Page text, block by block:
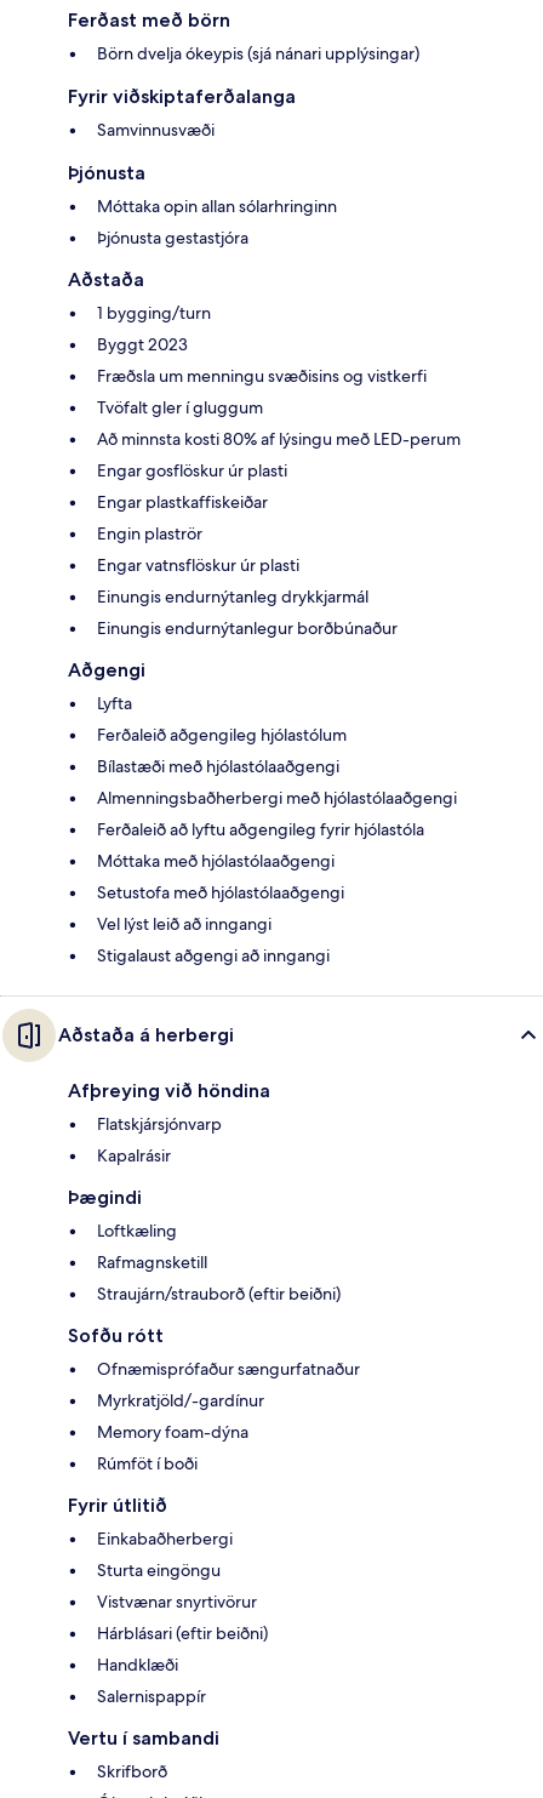
Ferðast með börn
Börn dvelja ókeypis (sjá nánari upplýsingar)
Fyrir viðskiptaferðalanga
Samvinnusvæði
Þjónusta
Móttaka opin allan sólarhringinn
Þjónusta gestastjóra
Aðstaða
1 bygging/turn
Byggt 2023
Fræðsla um menningu svæðisins og vistkerfi
Tvöfalt gler í gluggum
Að minnsta kosti 80% af lýsingu með LED-perum
Engar gosflöskur úr plasti
Engar plastkaffiskeiðar
Engin plaströr
Engar vatnsflöskur úr plasti
Einungis endurnýtanleg drykkjarmál
Einungis endurnýtanlegur borðbúnaður
Aðgengi
Lyfta
Ferðaleið aðgengileg hjólastólum
Bílastæði með hjólastólaaðgengi
Almenningsbaðherbergi með hjólastólaaðgengi
Ferðaleið að lyftu aðgengileg fyrir hjólastóla
Móttaka með hjólastólaaðgengi
Setustofa með hjólastólaaðgengi
Vel lýst leið að inngangi
Stigalaust aðgengi að inngangi
Aðstaða á herbergi
Afþreying við höndina
Flatskjársjónvarp
Kapalrásir
Þægindi
Loftkæling
Rafmagnsketill
Straujárn/strauborð (eftir beiðni)
Sofðu rótt
Ofnæmisprófaður sængurfatnaður
Myrkratjöld/-gardínur
Memory foam-dýna
Rúmföt í boði
Fyrir útlitið
Einkabaðherbergi
Sturta eingöngu
Vistvænar snyrtivörur
Hárblásari (eftir beiðni)
Handklæði
Salernispappír
Vertu í sambandi
Skrifborð